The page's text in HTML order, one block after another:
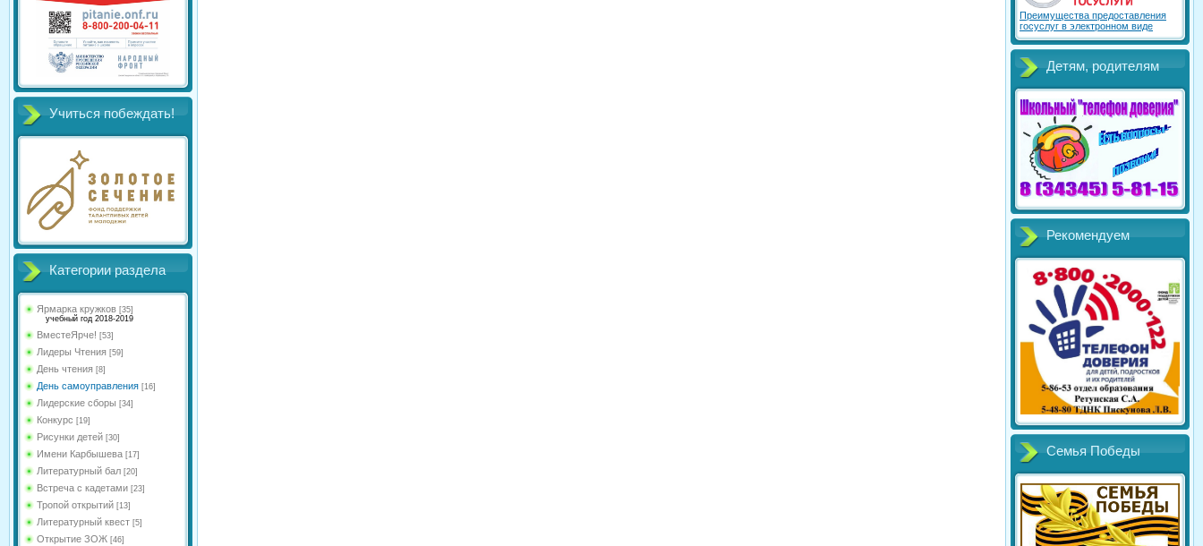
Учиться побеждать!
Категории раздела
Ярмарка кружков [35]
учебный год 2018-2019
ВместеЯрче! [53]
Лидеры Чтения [59]
День чтения [8]
День самоуправления [16]
Лидерские сборы [34]
Конкурс [19]
Рисунки детей [30]
Имени Карбышева [17]
Литературный бал [20]
Встреча с кадетами [23]
Тропой открытий [13]
Литературный квест [5]
Открытие ЗОЖ [46]
Преимущества предоставления
госуслуг в электронном виде
Детям, родителям
Рекомендуем
Семья Победы